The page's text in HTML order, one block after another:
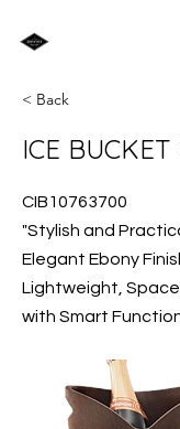
< Back
ICE
CIB10763700
"Stylish and
Elegant Ebony
Lightweight,
with Smart